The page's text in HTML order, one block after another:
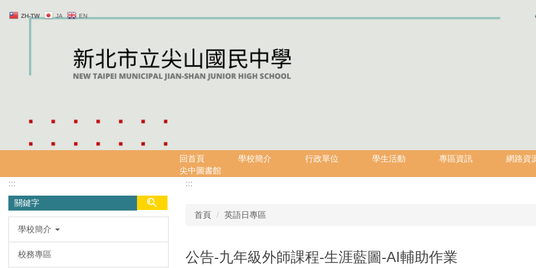
到
ZH-TW JA EN
回首頁 學校簡介 行政單位 學生活動 專區資訊
網路資
尖中圖書館
:::
學校簡介
校務專區
:::
首頁 英語日專區
公告-九年級外師課程-生涯藍圖-AI輔助作業